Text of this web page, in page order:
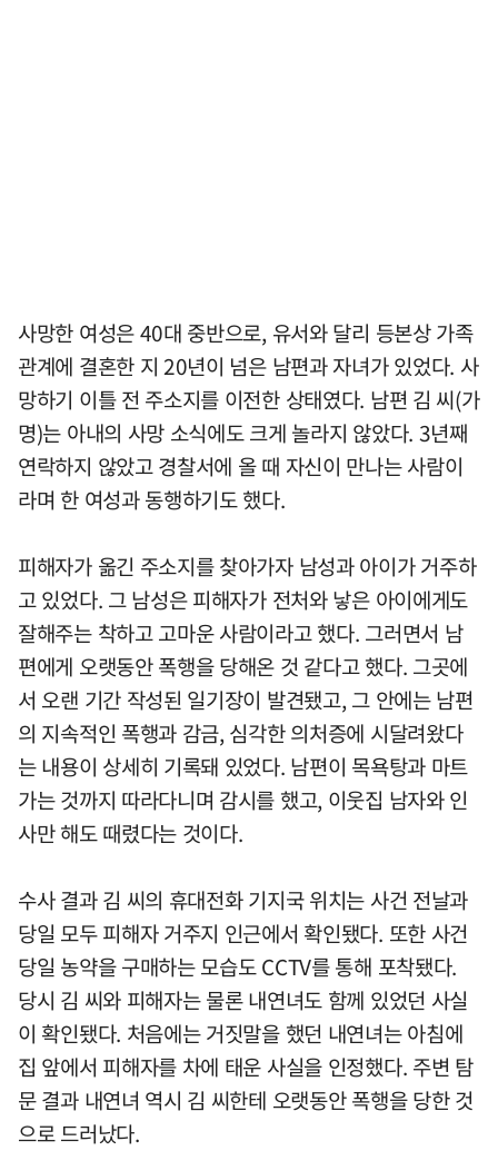
사망한 여성은 40대 중반으로, 유서와 달리 등본상 가족
관계에 결혼한 지 20년이 넘은 남편과 자녀가 있었다. 사
망하기 이틀 전 주소지를 이전한 상태였다. 남편 김 씨(가
명)는 아내의 사망 소식에도 크게 놀라지 않았다. 3년째
연락하지 않았고 경찰서에 올 때 자신이 만나는 사람이
라며 한 여성과 동행하기도 했다.
피해자가 옮긴 주소지를 찾아가자 남성과 아이가 거주하
고 있었다. 그 남성은 피해자가 전처와 낳은 아이에게도
잘해주는 착하고 고마운 사람이라고 했다. 그러면서 남
편에게 오랫동안 폭행을 당해온 것 같다고 했다. 그곳에
서 오랜 기간 작성된 일기장이 발견됐고, 그 안에는 남편
의 지속적인 폭행과 감금, 심각한 의처증에 시달려왔다
는 내용이 상세히 기록돼 있었다. 남편이 목욕탕과 마트
가는 것까지 따라다니며 감시를 했고, 이웃집 남자와 인
사만 해도 때렸다는 것이다.
수사 결과 김 씨의 휴대전화 기지국 위치는 사건 전날과
당일 모두 피해자 거주지 인근에서 확인됐다. 또한 사건
당일 농약을 구매하는 모습도 CCTV를 통해 포착됐다.
당시 김 씨와 피해자는 물론 내연녀도 함께 있었던 사실
이 확인됐다. 처음에는 거짓말을 했던 내연녀는 아침에
집 앞에서 피해자를 차에 태운 사실을 인정했다. 주변 탐
문 결과 내연녀 역시 김 씨한테 오랫동안 폭행을 당한 것
으로 드러났다.